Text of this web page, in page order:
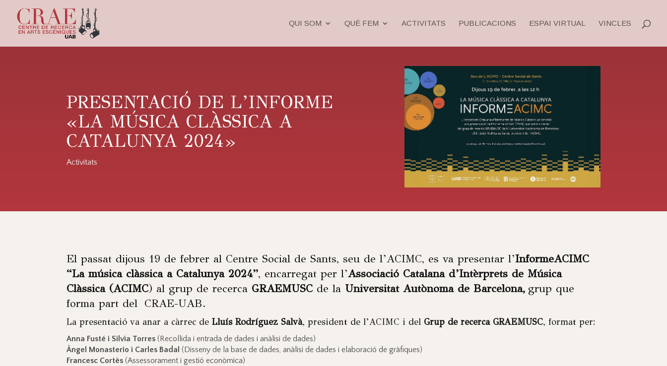
QUI SOM QUÈ FEM ACTIVITATS PUBLICACIONS ESPAI VIRTUAL VINCLES
PRESENTACIÓ DE L’INFORME
«LA MÚSICA CLÀSSICA A
CATALUNYA 2024»
Activitats
El passat dijous 19 de febrer al Centre Social de Sants, seu de l’ACIMC, es va presentar l’InformeACIMC
“La música clàssica a Catalunya 2024”, encarregat per l’Associació Catalana d’Intèrprets de Música
Clàssica (ACIMC) al grup de recerca GRAEMUSCde la Universitat Autònoma de Barcelona, grup que
forma part del CRAE-UAB.
La presentació va anar a càrrec deLluís Rodríguez Salvà, president de l’ACIMC i del Grup de recerca GRAEMUSC, format per:
Anna Fusté i Silvia Torres (Recollida i entrada de dades i anàlisi de dades)
Àngel Monasterio i Carles Badal (Disseny de la base de dades, anàlisi de dades i elaboració de gràfiques)
Francesc Cortès (Assessorament i gestió econòmica)